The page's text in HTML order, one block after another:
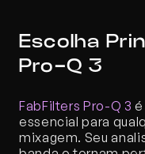
Escolha
Pro-Q 3
FabFilters Pro-Q 3
essencial para
mixagem. Seu